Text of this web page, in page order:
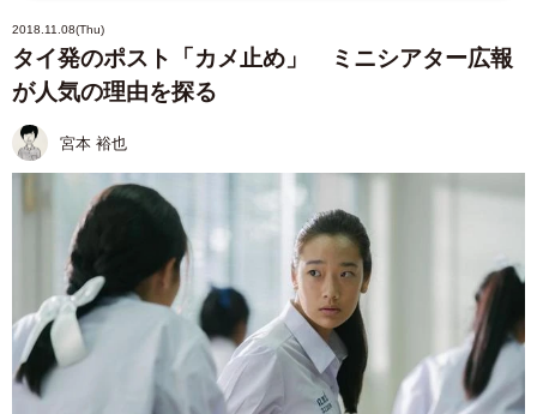
2018.11.08(Thu)
タイ発のポスト「カメ止め」 ミニシアター広報
が人気の理由を探る
宮本 裕也